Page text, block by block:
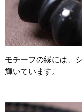
モチーフの縁には、
輝いています。